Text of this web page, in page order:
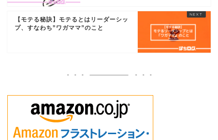
【モテる秘訣】モテるとはリーダーシッ
プ、すなわち”ワガママ”のこと